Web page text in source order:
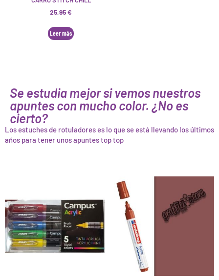
25,95€
Leer más
Se estudia mejor si vemos nuestros
apuntes con mucho color. ¿No es
cierto?
Los estuches de rotuladores es lo que se está llevando los últimos
años para tener unos apuntes top top